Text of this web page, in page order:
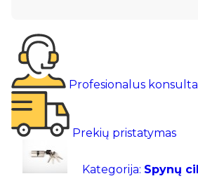
Profesionalus
Prekių pristatymas
Kategorija: Spynų